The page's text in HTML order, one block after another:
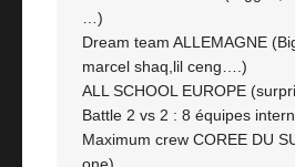
…)
Dream team ALLEMAGNE
marcel shaq,lil ceng….)
ALL SCHOOL EUROPE
Battle 2 vs 2 : 8 équipes
Maximum crew COREE DU